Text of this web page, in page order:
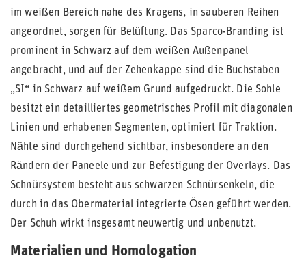
im weißen Bereich nahe des Kragens, in sauberen Reihen
angeordnet, sorgen für Belüftung. Das Sparco-Branding ist
prominent in Schwarz auf dem weißen Außenpanel
angebracht, und auf der Zehenkappe sind die Buchstaben
„SI“ in Schwarz auf weißem Grund aufgedruckt. Die Sohle
besitzt ein detailliertes geometrisches Profil mit diagonalen
Linien und erhabenen Segmenten, optimiert für Traktion.
Nähte sind durchgehend sichtbar, insbesondere an den
Rändern der Paneele und zur Befestigung der Overlays. Das
Schnürsystem besteht aus schwarzen Schnürsenkeln, die
durch in das Obermaterial integrierte Ösen geführt werden.
Der Schuh wirkt insgesamt neuwertig und unbenutzt.
Materialien und Homologation